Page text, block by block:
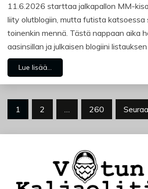
11.6.2026 starttaa jalkapallon MM-
liity olutblogiin, mutta futista katsoessa
toinenkin mennä. Tästä nappaan aika
aasinsillan ja julkaisen blogiini listauksen
Lue lisää...
Artikkelien
1 2 260